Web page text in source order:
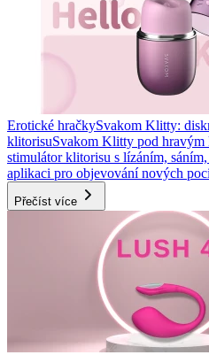
Erotické hračkySvakom Klitty:
klitorisuSvakom Klitty pod
stimulátor klitorisu s lízáním,
aplikaci pro objevování nových
Přečíst více